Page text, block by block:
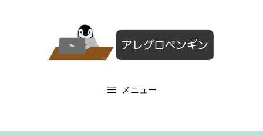
メニュー